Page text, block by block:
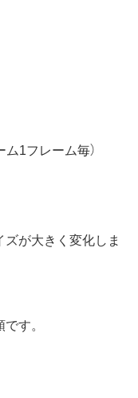
ム1フレーム毎）
が大きく変化しま
す。